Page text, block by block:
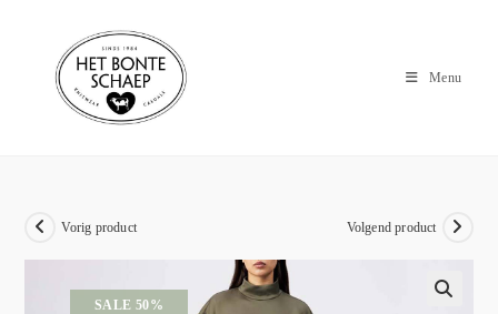
Menu
SALE 50%
Vorig product Volgend product